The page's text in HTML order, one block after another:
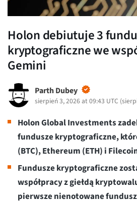
Holon debiutuje 3
kryptograficzne we
Gemini
Parth Dubey
sierpień 3, 2026 at 09:43 UTC (
Holon Global Investments
fundusze kryptograficzne,
(BTC), Ethereum (ETH) i
Fundusze kryptograficzne
współpracy z giełdą
pierwsze nienotowane